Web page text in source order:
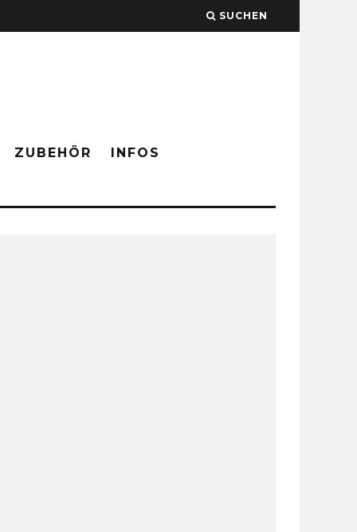
SUCHEN
ZUBEHÖR INFOS